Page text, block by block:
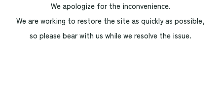
We apologize for the inconvenience.
We are working to restore the site as quickly as possible,
so please bear with us while we resolve the issue.